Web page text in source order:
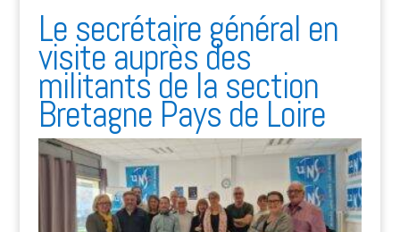
Le secrétaire général en
visite auprès des
militants de la section
Bretagne Pays de Loire